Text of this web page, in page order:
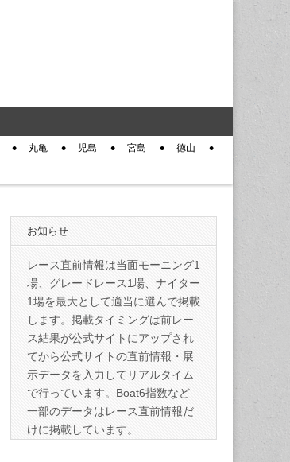
丸亀 児島 宮島 徳山
お知らせ
レース直前情報は当面モーニング1
場、グレードレース1場、ナイター
1場を最大として適当に選んで掲載
します。掲載タイミングは前レー
ス結果が公式サイトにアップされ
てから公式サイトの直前情報・展
示データを入力してリアルタイム
で行っています。Boat6指数など
一部のデータはレース直前情報だ
けに掲載しています。